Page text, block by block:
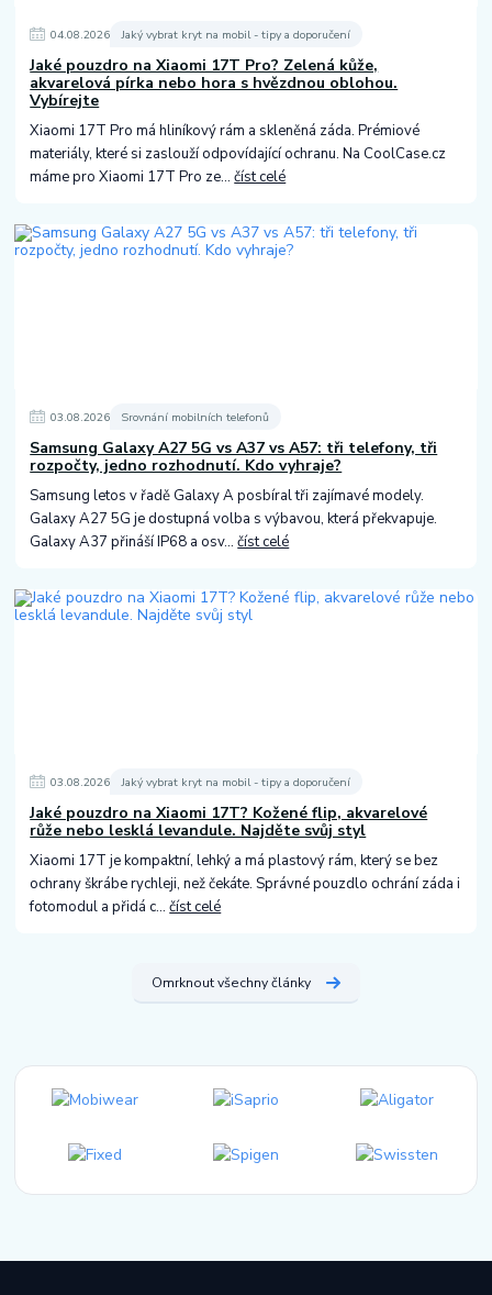
04.08.2026 Jaký vybrat kryt na mobil - tipy a doporučení
Jaké pouzdro na Xiaomi 17T Pro? Zelená kůže,
akvarelová pírka nebo hora s hvězdnou oblohou.
Vybírejte
Xiaomi 17T Pro má hliníkový rám a skleněná záda. Prémiové
materiály, které si zaslouží odpovídající ochranu. Na CoolCase.cz
máme pro Xiaomi 17T Pro ze...číst celé
03.08.2026 Srovnání mobilních telefonů
Samsung Galaxy A27 5G vs A37 vs A57: tři telefony, tři
rozpočty, jedno rozhodnutí. Kdo vyhraje?
Samsung letos v řadě Galaxy A posbíral tři zajímavé modely.
Galaxy A27 5G je dostupná volba s výbavou, která překvapuje.
Galaxy A37 přináší IP68 a osv...číst celé
03.08.2026 Jaký vybrat kryt na mobil - tipy a doporučení
Jaké pouzdro na Xiaomi 17T? Kožené flip, akvarelové
růže nebo lesklá levandule. Najděte svůj styl
Xiaomi 17T je kompaktní, lehký a má plastový rám, který se bez
ochrany škrábe rychleji, než čekáte. Správné pouzdlo ochrání záda i
fotomodul a přidá c...číst celé
Omrknout všechny články